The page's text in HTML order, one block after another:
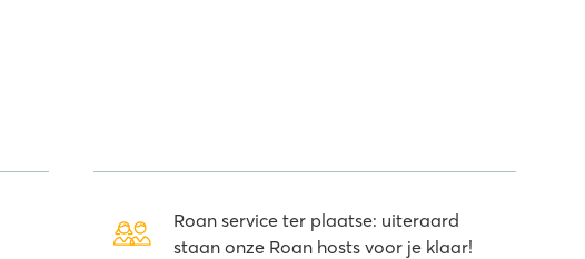
Roan service ter plaatse: uiteraard
staan onze Roan hosts voor je klaar!